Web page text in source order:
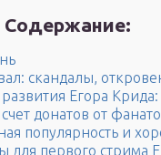
Содержание:
скандалы,
Егора Крида:
донатов от
популярность и
для первого стрима